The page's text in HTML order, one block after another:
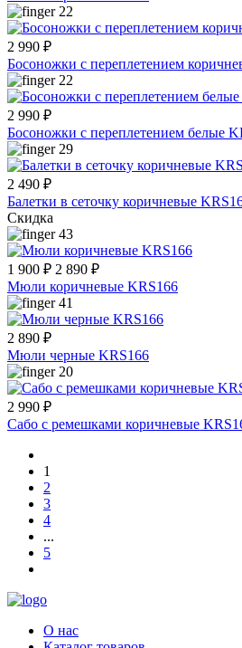
22
2 990 ₽
Босоножки с переплетением
22
2 990 ₽
Босоножки с переплетением белые
29
2 490 ₽
Балетки в сеточку коричневые
Скидка
43
1 900 ₽ 2 890 ₽
Мюли коричневые KRS166
41
2 890 ₽
Мюли черные KRS166
20
2 990 ₽
Сабо с ремешками коричневые
1
2
3
4
...
5
О нас